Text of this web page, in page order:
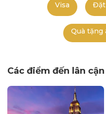
Visa Đặt
Quà tặng
Các điểm đến lân cận